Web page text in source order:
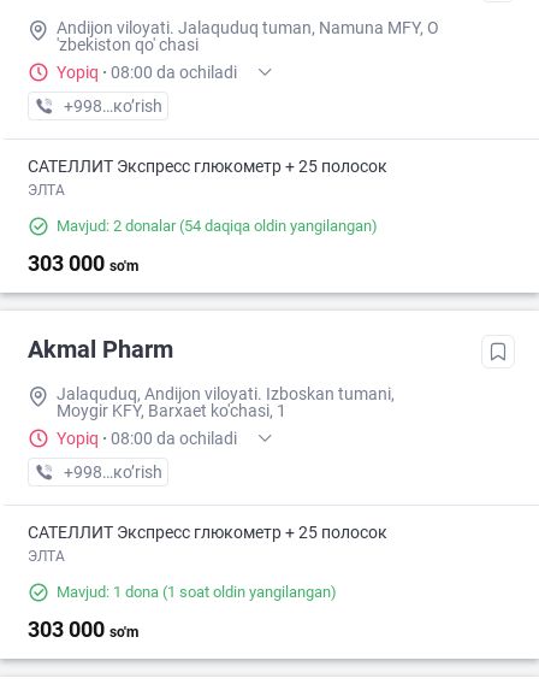
Andijon viloyati. Jalaquduq tuman, Namuna MFY, O
'zbekiston qo' chasi
Yopiq · 08:00 da ochiladi
+998 (90) XXX-XX-XX
кo’rish
САТЕЛЛИТ Экспресс глюкометр + 25 полосок
ЭЛТА
Mavjud: 2 donalar(54 daqiqa oldin yangilangan)
303 000 so'm
Akmal Pharm
Jalaquduq, Andijon viloyati. Izboskan tumani,
Moygir KFY, Barxaet ko'chasi, 1
Yopiq · 08:00 da ochiladi
+998 (90) XXX-XX-XX
кo’rish
САТЕЛЛИТ Экспресс глюкометр + 25 полосок
ЭЛТА
Mavjud: 1 dona (1 soat oldin yangilangan)
303 000 so'm